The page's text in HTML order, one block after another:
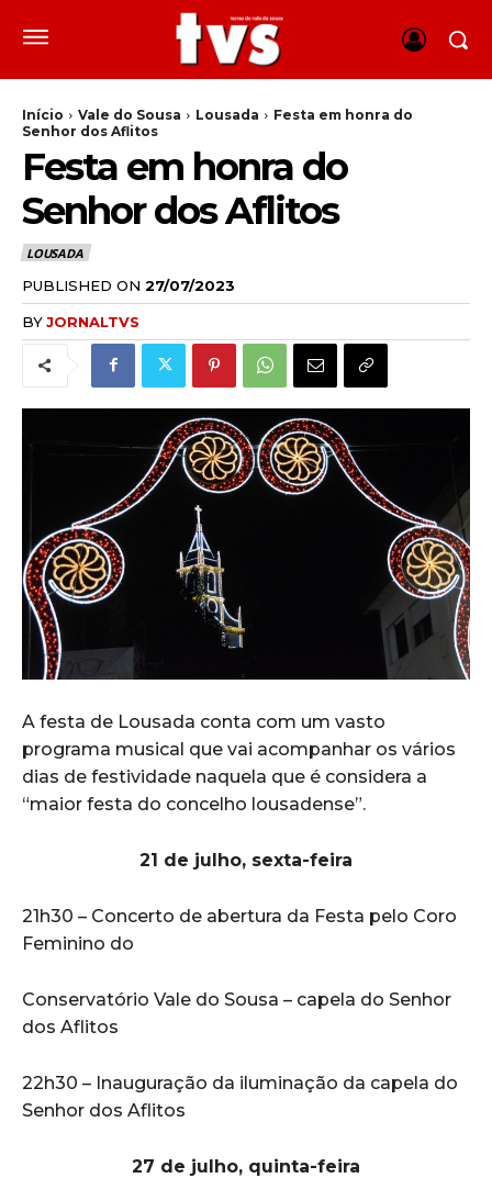
Início Vale do Sousa Lousada
Festa em honra do
Senhor dos Aflitos
Festa em honra do
Senhor dos Aflitos
LOUSADA
PUBLISHED ON 27/07/2023
BYJORNALTVS
A festa de Lousada conta com um vasto
programa musical que vai acompanhar os vários
dias de festividade naquela que é considera a
“maior festa do concelho lousadense”.
21 de julho, sexta-feira
21h30 – Concerto de abertura da Festa pelo Coro
Feminino do
Conservatório Vale do Sousa – capela do Senhor
dos Aflitos
22h30 – Inauguração da iluminação da capela do
Senhor dos Aflitos
27 de julho, quinta-feira